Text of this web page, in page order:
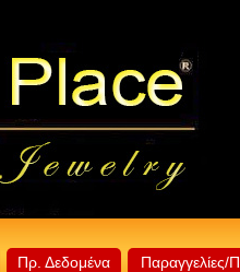
Πρ. Δεδομένα Παραγγελίες/